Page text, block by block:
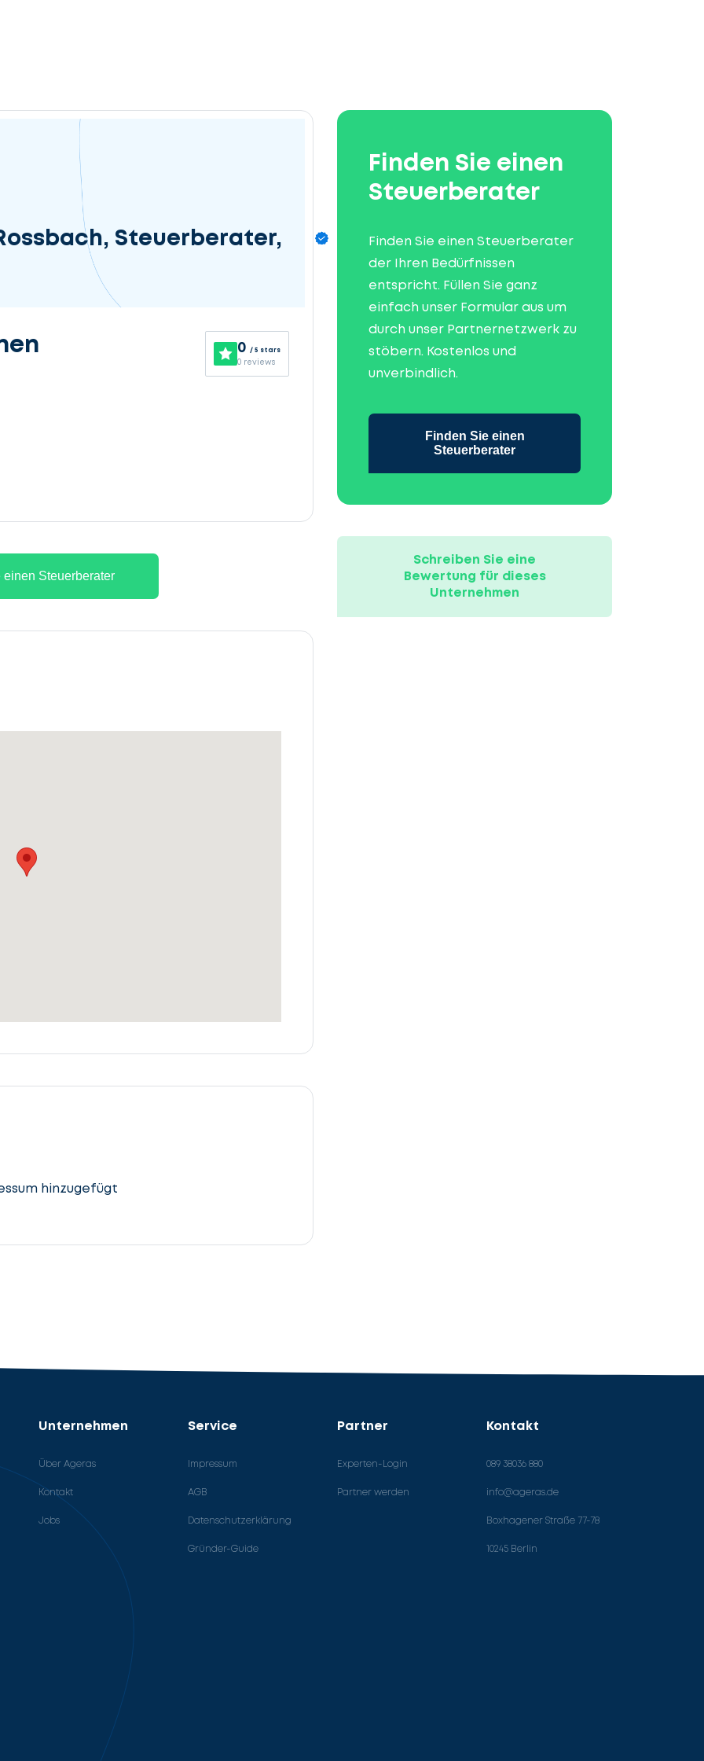
Steuerberater,
0 / 5 stars
0 reviews
einen Steuerberater
hinzugefügt
Finden Sie einen
Steuerberater
Finden Sie einen Steuerberater
der Ihren Bedürfnissen
entspricht. Füllen Sie ganz
einfach unser Formular aus um
durch unser Partnernetzwerk zu
stöbern. Kostenlos und
unverbindlich.
Finden Sie einen
Steuerberater
Schreiben Sie eine
Bewertung für dieses
Unternehmen
Unternehmen
Über Ageras
Kontakt
Jobs
Service
Impressum
AGB
Datenschutzerklärung
Gründer-Guide
Partner
Experten-Login
Partner werden
Kontakt
089 38036 880
info@ageras.de
Boxhagener Straße 77-78
10245 Berlin